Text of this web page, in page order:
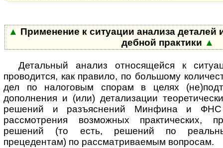
▲ Применение к ситуации анализа деталей
деб­ной прак­ти­ки ▲
Де­таль­ный ана­лиз от­но­ся­щей­ся к
проводится, как правило, по большому
дел по налоговым спорам в целях
дополнения и (или) детализации
решений и разъяснений Минфина и
рассмотрения возможных практических,
решений (то есть, решений по
прецедентам) по рассматриваемым вопросам.